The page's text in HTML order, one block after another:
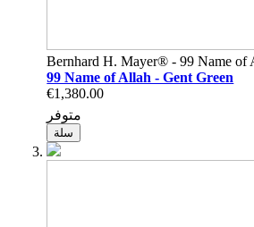
Bernhard H. Mayer® - 99 Name of
99 Name of Allah - Gent Green
€1,380.00
متوفر
سلة